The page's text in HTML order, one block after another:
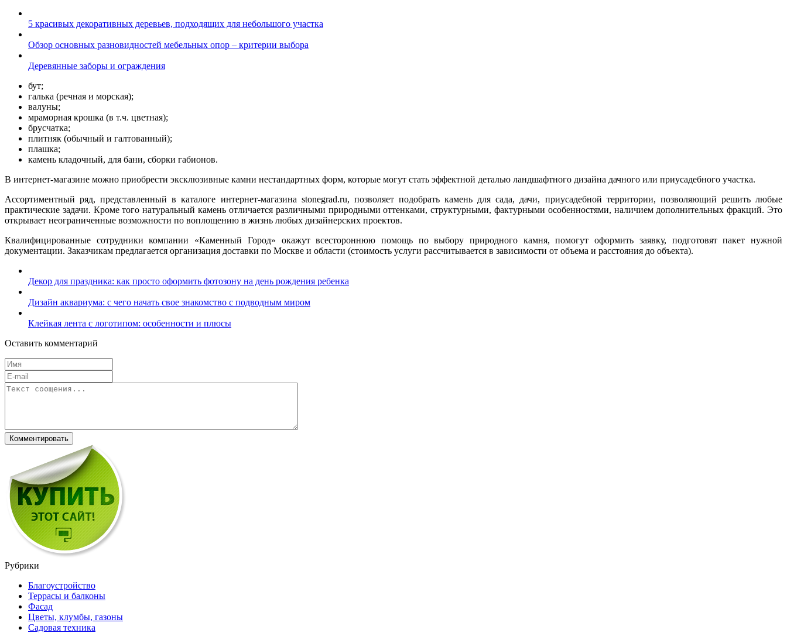
5 красивых декоративных деревьев, подходящих для небольшого участка
Обзор основных разновидностей мебельных опор – критерии выбора
Деревянные заборы и ограждения
бут;
галька (речная и морская);
валуны;
мраморная крошка (в т.ч. цветная);
брусчатка;
плитняк (обычный и галтованный);
плашка;
камень кладочный, для бани, сборки габионов.
В интернет-магазине можно приобрести эксклюзивные камни нестандартных форм, которые могут стать эффектной деталью ландшафтного дизайна дачного или приусадебного участка.
Ассортиментный ряд, представленный в каталоге интернет-магазина stonegrad.ru, позволяет подобрать камень для сада, дачи, приусадебной территории, позволяющий решить любые
практические задачи. Кроме того натуральный камень отличается различными природными оттенками, структурными, фактурными особенностями, наличием дополнительных фракций. Это
открывает неограниченные возможности по воплощению в жизнь любых дизайнерских проектов.
Квалифицированные сотрудники компании «Каменный Город» окажут всестороннюю помощь по выбору природного камня, помогут оформить заявку, подготовят пакет нужной
документации. Заказчикам предлагается организация доставки по Москве и области (стоимость услуги рассчитывается в зависимости от объема и расстояния до объекта).
Декор для праздника: как просто оформить фотозону на день рождения ребенка
Дизайн аквариума: с чего начать свое знакомство с подводным миром
Клейкая лента с логотипом: особенности и плюсы
Оставить комментарий
Рубрики
Благоустройство
Террасы и балконы
Фасад
Цветы, клумбы, газоны
Садовая техника